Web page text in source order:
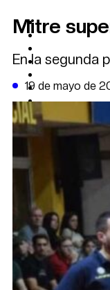
AGRO
DEPORTES
POLÍTICA
DATA FIRME
DE LA
Mitre
En la segunda
19 de mayo de